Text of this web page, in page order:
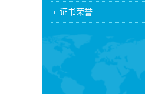
证书荣誉